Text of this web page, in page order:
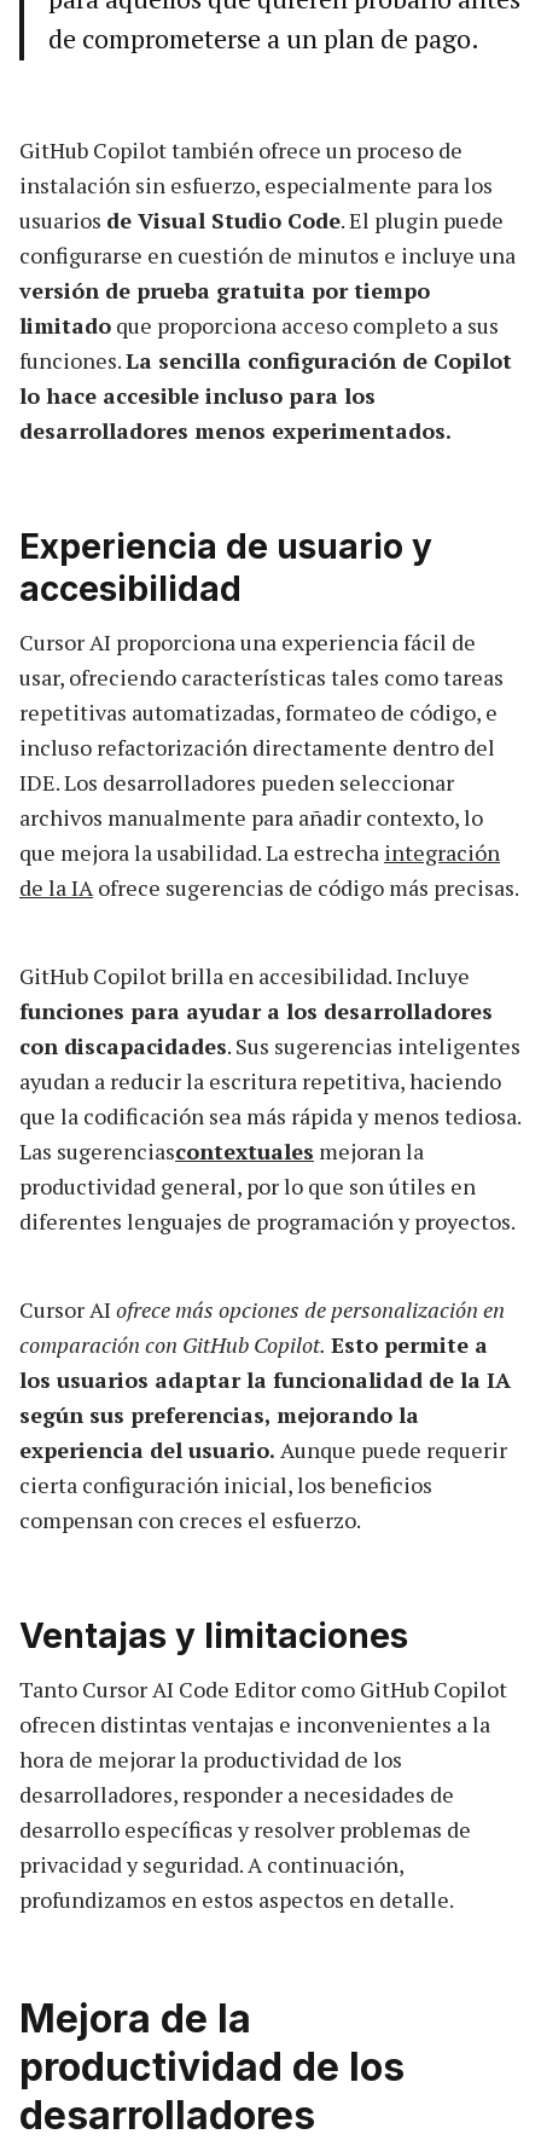
de comprometerse a un plan de pago.
GitHub Copilot también ofrece un proceso de
instalación sin esfuerzo, especialmente para los
usuarios de Visual Studio Code. El plugin puede
configurarse en cuestión de minutos e incluye una
versión de prueba gratuita por tiempo
limitado que proporciona acceso completo a sus
funciones.La sencilla configuración de Copilot
lo hace accesible incluso para los
desarrolladores menos experimentados.
Experiencia de usuario y
accesibilidad
Cursor AI proporciona una experiencia fácil de
usar, ofreciendo características tales como tareas
repetitivas automatizadas, formateo de código, e
incluso refactorización directamente dentro del
IDE. Los desarrolladores pueden seleccionar
archivos manualmente para añadir contexto, lo
que mejora la usabilidad. La estrecha integración
de la IA ofrece sugerencias de código más precisas.
GitHub Copilot brilla en accesibilidad. Incluye
funciones para ayudar a los desarrolladores
con discapacidades. Sus sugerencias inteligentes
ayudan a reducir la escritura repetitiva, haciendo
que la codificación sea más rápida y menos tediosa.
Las sugerenciascontextuales mejoran la
productividad general, por lo que son útiles en
diferentes lenguajes de programación y proyectos.
Cursor AI ofrece más opciones de personalización en
comparación con GitHub Copilot. Esto permite a
los usuarios adaptar la funcionalidad de la IA
según sus preferencias, mejorando la
experiencia del usuario. Aunque puede requerir
cierta configuración inicial, los beneficios
compensan con creces el esfuerzo.
Ventajas y limitaciones
Tanto Cursor AI Code Editor como GitHub Copilot
ofrecen distintas ventajas e inconvenientes a la
hora de mejorar la productividad de los
desarrolladores, responder a necesidades de
desarrollo específicas y resolver problemas de
privacidad y seguridad. A continuación,
profundizamos en estos aspectos en detalle.
Mejora de la
productividad de los
desarrolladores